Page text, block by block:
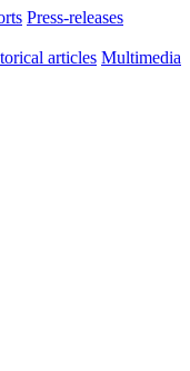
Press-releases
articles Multimedia